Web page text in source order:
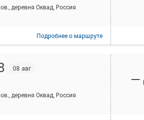
деревня Оквад, Россия
Подробнеео маршруте
08 авг
деревня Оквад, Россия
—